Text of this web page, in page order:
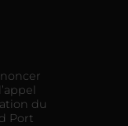
du
Port